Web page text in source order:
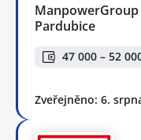
ManpowerGroup
Pardubice
47 000 – 52
Zveřejněno: 6.